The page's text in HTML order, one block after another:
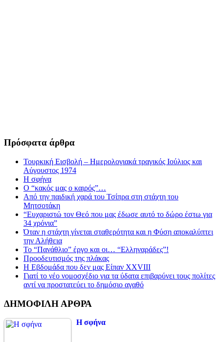
Πρόσφατα άρθρα
Τουρκική Εισβολή – Ημερολογιακά τραγικός Ιούλιος και
Αύγουστος 1974
Η σφήνα
Ο “κακός μας ο καιρός”…
Από την παιδική χαρά του Τσίπρα στη στάχτη του
Μητσοτάκη
“Ευχαριστώ τον Θεό που μας έδωσε αυτό το δώρο έστω για
34 χρόνια”
Όταν η στάχτη γίνεται σταθερότητα και η Φύση αποκαλύπτει
την Αλήθεια
Το “Πανάθλιο” έργο και οι… “Ελληναράδες”!
Προοδευτισμός της πλάκας
Η Εβδομάδα που δεν μας Είπαν XXVIII
Γιατί το νέο νομοσχέδιο για τα ύδατα επιβαρύνει τους πολίτες
αντί να προστατεύει το δημόσιο αγαθό
ΔΗΜΟΦΙΛΗ ΑΡΘΡΑ
Η σφήνα